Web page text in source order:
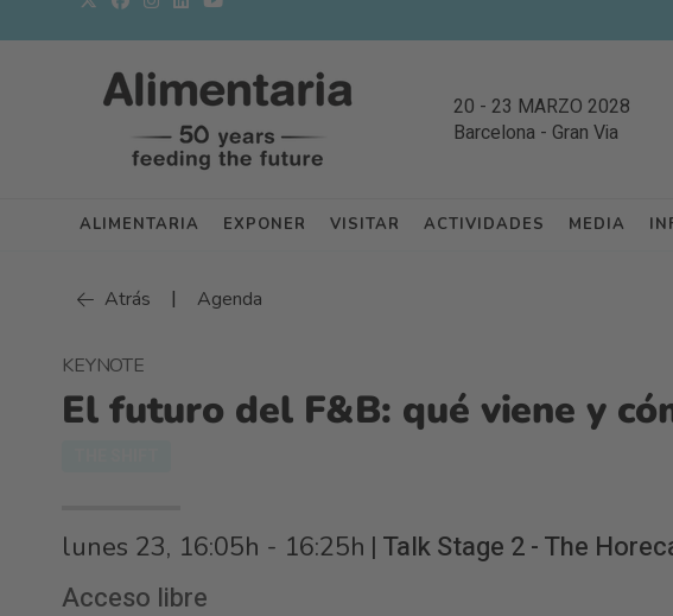
20 - 23 MARZO 2028
Barcelona - Gran Via
ALIMENTARIA EXPONER VISITAR ACTIVIDADES MEDIA
Atrás | Agenda
KEYNOTE
El futuro del F&B: qué viene y
lunes 23, 16:05h - 16:25h | Talk Stage 2 - The
Acceso libre